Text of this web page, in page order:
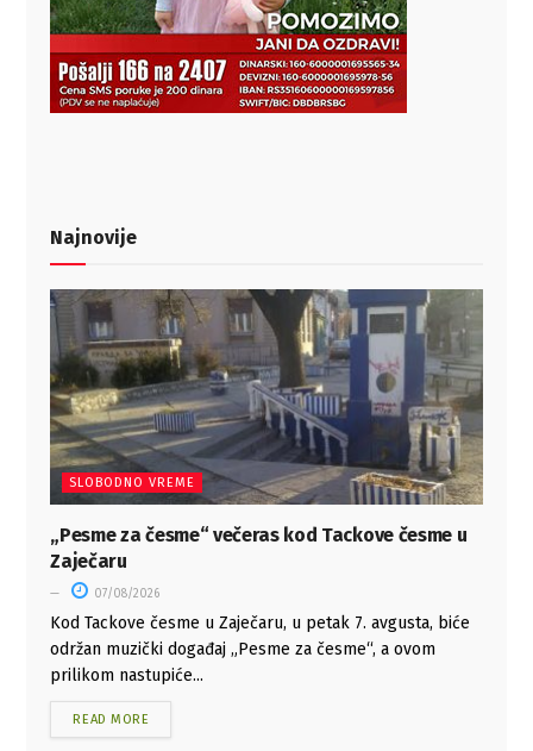
Najnovije
SLOBODNO VREME
„Pesme za česme“ večeras kod Tackove česme u
Zaječaru
07/08/2026
Kod Tackove česme u Zaječaru, u petak 7. avgusta, biće
održan muzički događaj „Pesme za česme“, a ovom
prilikom nastupiće...
READ MORE